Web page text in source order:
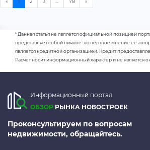
* Данная статья не является официальной позицией
представляет собой личное экспертное мнение ее
является кредитной организацией. Кредит
Расчет носит информационный характер и не является
Информационный портал
ОБЗОР РЫНКА НОВОСТРОЕК
Проконсультируем по вопросам
недвижимости, обращайтесь.